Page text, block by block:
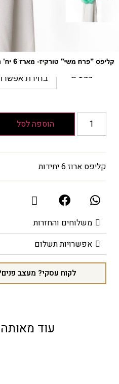
קליפס משי
הקודם
הנוכחי
₪44
צבעים
הוספה לסל
קליפס ארוז 6 יחידות
משלוחים והחזרות
אפשרויות תשלום
לקוח עסקי? מעצב
עוד